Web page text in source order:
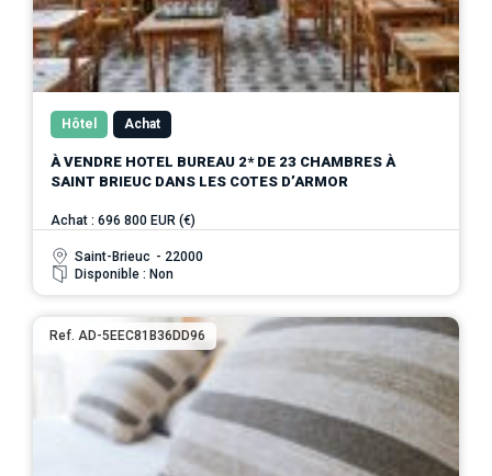
Hôtel Achat
À VENDRE HOTEL BUREAU 2* DE 23 CHAMBRES À
SAINT BRIEUC DANS LES COTES D’ARMOR
Achat : 696 800 EUR (€)
Saint-Brieuc - 22000
Disponible : Non
Ref. AD-5EEC81B36DD96